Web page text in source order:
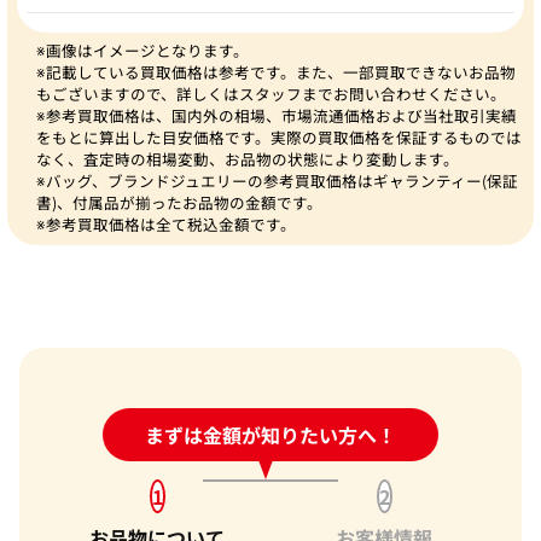
※画像はイメージとなります。
※記載している買取価格は参考です。また、一部買取できないお品物
もございますので、詳しくはスタッフまでお問い合わせください。
※参考買取価格は、国内外の相場、市場流通価格および当社取引実績
をもとに算出した目安価格です。実際の買取価格を保証するものでは
なく、査定時の相場変動、お品物の状態により変動します。
※バッグ、ブランドジュエリーの参考買取価格はギャランティー(保証
書)、付属品が揃ったお品物の金額です。
※参考買取価格は全て税込金額です。
まずは金額が知りたい方へ！
24時間受付中!問い合わせフォーム
1
2